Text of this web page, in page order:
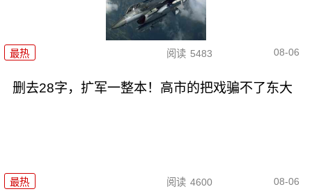
最热 阅读 5483 08-06
删去28字，扩军一整本！高市的把戏骗不了东大
最热 阅读 4600 08-06